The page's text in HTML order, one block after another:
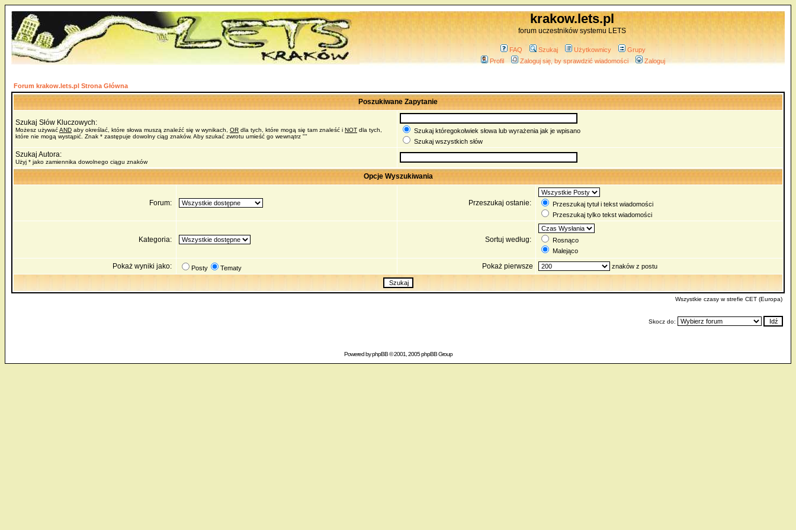
krakow.lets.pl
forum uczestników systemu LETS
FAQ Szukaj Użytkownicy
Grupy
Profil
Zaloguj się, by sprawdzić wiadomości Zaloguj
Forum krakow.lets.pl Strona Główna
Poszukiwane Zapytanie
Szukaj Słów Kluczowych:
Możesz używaćAND aby określać, które słowa muszą znaleźć się w wynikach, OR dla tych, które mogą się tam znaleść i NOT dla tych,
które nie mogą wystąpić. Znak * zastępuje dowolny ciąg znaków. Aby szukać zwrotu umieść go wewnątrz ""
Szukaj któregokolwiek słowa lub wyrażenia jak je wpisano
Szukaj wszystkich słów
Szukaj Autora:
Użyj * jako zamiennika dowolnego ciągu znaków
Opcje Wyszukiwania
Forum: Przeszukaj ostanie:
Przeszukaj tytuł i tekst wiadomości
Przeszukaj tylko tekst wiadomości
Kategoria: Sortuj według:
Rosnąco
Malejąco
Pokaż wyniki jako: Posty Tematy Pokaż pierwsze znaków z postu
Wszystkie czasy w strefie CET (Europa)
Skocz do:
Powered byphpBB© 2001, 2005 phpBB Group